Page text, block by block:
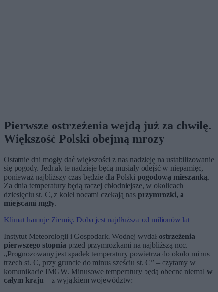
Pierwsze ostrzeżenia wejdą już za chwilę.
Większość Polski obejmą mrozy
Ostatnie dni mogły dać większości z nas nadzieję na ustabilizowanie
się pogody. Jednak te nadzieje będą musiały odejść w niepamięć,
ponieważ najbliższy czas będzie dla Polski pogodową mieszanką.
Za dnia temperatury będą raczej chłodniejsze, w okolicach
dziesięciu st. C, z kolei nocami czekają nas przymrozki, a
miejscami mgły.
Klimat hamuje Ziemię. Doba jest najdłuższa od milionów lat
Instytut Meteorologii i Gospodarki Wodnej wydał ostrzeżenia
pierwszego stopnia przed przymrozkami na najbliższą noc.
„Prognozowany jest spadek temperatury powietrza do około minus
trzech st. C, przy gruncie do minus sześciu st. C” – czytamy w
komunikacie IMGW. Minusowe temperatury będą obecne niemal w
całym kraju – z wyjątkiem województw: